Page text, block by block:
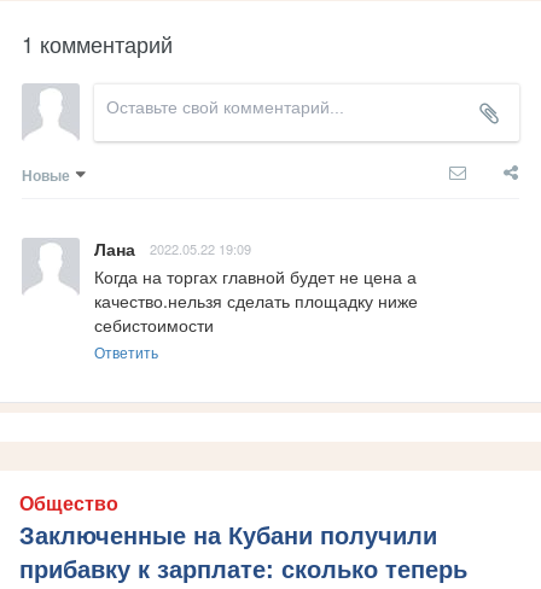
1 комментарий
Новые
Лана 2022.05.22 19:09
Когда на торгах главной будет не цена а
качество.нельзя сделать площадку ниже
себистоимости
Ответить
Общество
Заключенные на Кубани получили
прибавку к зарплате: сколько теперь